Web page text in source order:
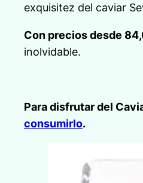
exquisitez del caviar
Con precios desde
inolvidable.
Para disfrutar del
consumirlo.